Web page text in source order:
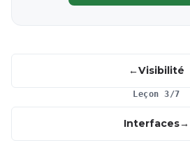
Visibilité
Leçon 3/7
Interfaces